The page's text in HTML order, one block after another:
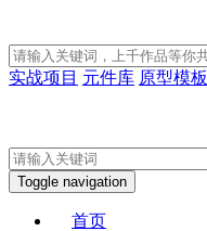
实战项目 元件库 原型模板
Toggle navigation
首页